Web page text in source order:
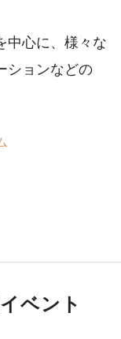
中心に、様々な
ションなどの
ベント